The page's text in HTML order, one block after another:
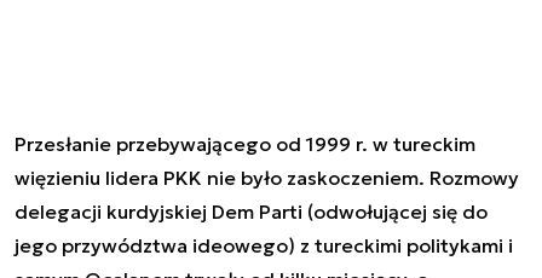
Przesłanie przebywającego od 1999 r. w tureckim
więzieniu lidera PKK nie było zaskoczeniem. Rozmowy
delegacji kurdyjskiej Dem Parti (odwołującej się do
jego przywództwa ideowego) z tureckimi politykami i